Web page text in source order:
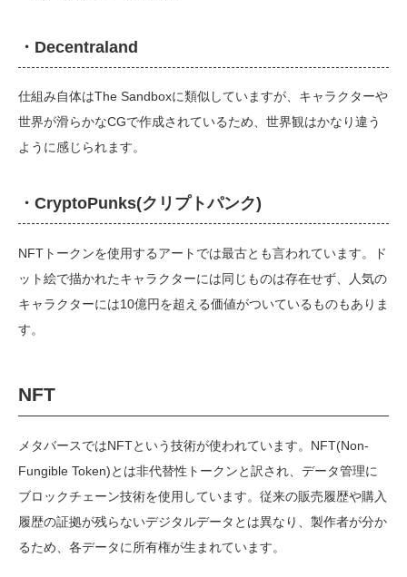
・Decentraland
仕組み自体はThe Sandboxに類似していますが、キャラクターや
世界が滑らかなCGで作成されているため、世界観はかなり違う
ように感じられます。
・CryptoPunks(クリプトパンク)
NFTトークンを使用するアートでは最古とも言われています。ド
ット絵で描かれたキャラクターには同じものは存在せず、人気の
キャラクターには10億円を超える価値がついているものもありま
す。
NFT
メタバースではNFTという技術が使われています。NFT(Non-
Fungible Token)とは非代替性トークンと訳され、データ管理に
ブロックチェーン技術を使用しています。従来の販売履歴や購入
履歴の証拠が残らないデジタルデータとは異なり、製作者が分か
るため、各データに所有権が生まれています。